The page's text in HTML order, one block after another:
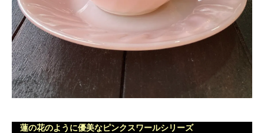
蓮の花のように優美なピンクスワールシリーズ